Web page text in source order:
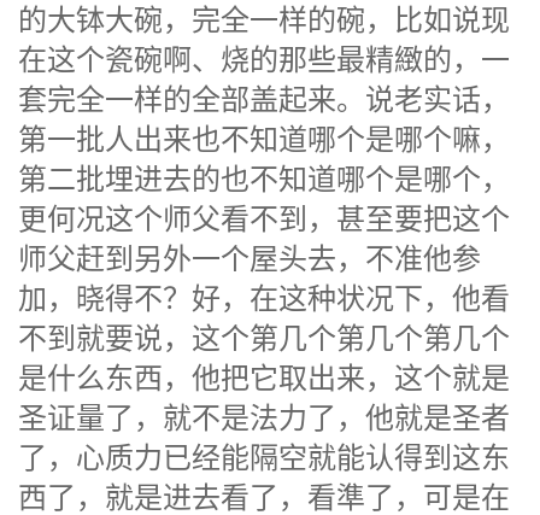
的大钵大碗，完全一样的碗，比如说现
在这个瓷碗啊、烧的那些最精緻的，一
套完全一样的全部盖起来。说老实话，
第一批人出来也不知道哪个是哪个嘛，
第二批埋进去的也不知道哪个是哪个，
更何况这个师父看不到，甚至要把这个
师父赶到另外一个屋头去，不准他参
加，晓得不？好，在这种状况下，他看
不到就要说，这个第几个第几个第几个
是什么东西，他把它取出来，这个就是
圣证量了，就不是法力了，他就是圣者
了，心质力已经能隔空就能认得到这东
西了，就是进去看了，看準了，可是在